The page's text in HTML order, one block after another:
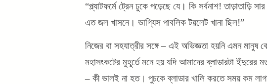
“প্ল্যাটফর্মে ট্রেন ঢুকে পড়েছে যে। কি সর্বনাশ! তাড়াতাড়ি
এত জল খাসনে। ভাগ্যিস পাবলিক টয়লেট খানা ছিল!”
নিজের বা সহযাত্রীর সঙ্গে – এই অভিজ্ঞতা হয়নি এমন
মহাসংকটের মুহূর্তে মনে হয় যদি আমাদের ব্লাডারটা
– কী ভালই না হত। পুচকে ব্লাডার খালি করতে সময় কম